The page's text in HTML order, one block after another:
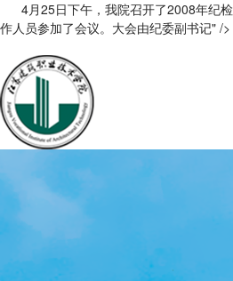
4月25日下午，我院召开了2008年纪检
作人员参加了会议。大会由纪委副书记" />